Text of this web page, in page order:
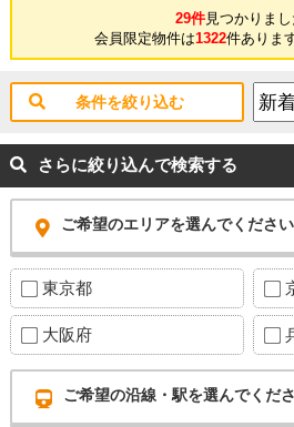
29件見つかりまし
会員限定物件は1322件ありま
条件を絞り込む
さらに絞り込んで検索する
ご希望のエリアを選んでください
東京都
大阪府
ご希望の沿線・駅を選んでくだ